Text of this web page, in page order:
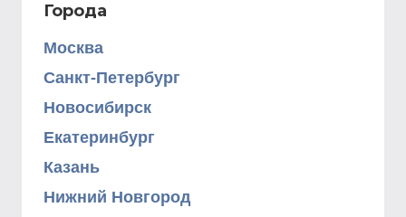
Города
Москва
Санкт-Петербург
Новосибирск
Екатеринбург
Казань
Нижний Новгород